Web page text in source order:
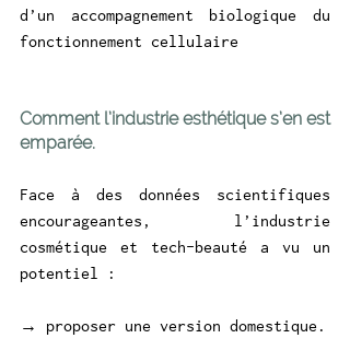
d’un accompagnement biologique du
fonctionnement cellulaire
Comment l’industrie esthétique s’en est
emparée.
Face à des données scientifiques
encourageantes, l’industrie
cosmétique et tech-beauté a vu un
potentiel :
→ proposer une version domestique.